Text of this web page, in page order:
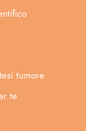
tumore
te